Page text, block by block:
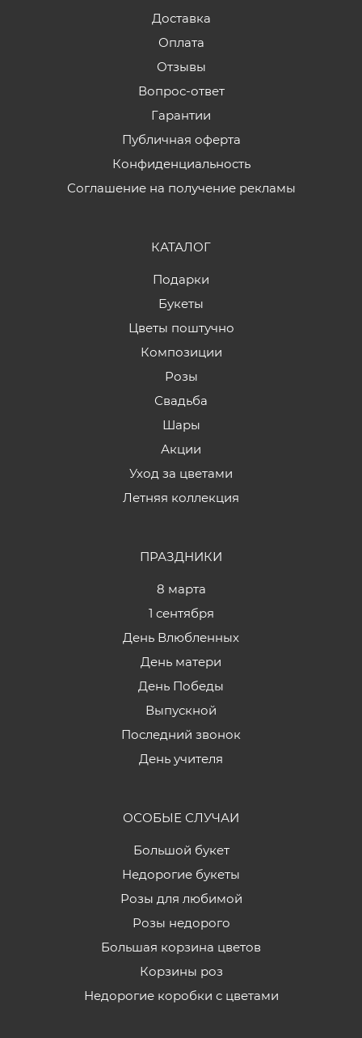
Доставка
Оплата
Отзывы
Вопрос-ответ
Гарантии
Публичная оферта
Конфиденциальность
Соглашение на получение рекламы
КАТАЛОГ
Подарки
Букеты
Цветы поштучно
Композиции
Розы
Свадьба
Шары
Акции
Уход за цветами
Летняя коллекция
ПРАЗДНИКИ
8 марта
1 сентября
День Влюбленных
День матери
День Победы
Выпускной
Последний звонок
День учителя
ОСОБЫЕ СЛУЧАИ
Большой букет
Недорогие букеты
Розы для любимой
Розы недорого
Большая корзина цветов
Корзины роз
Недорогие коробки с цветами